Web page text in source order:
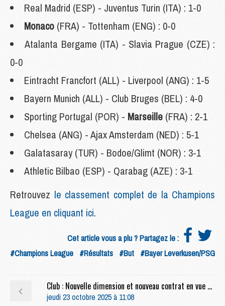
Real Madrid (ESP) - Juventus Turin (ITA) : 1-0
Monaco (FRA) - Tottenham (ENG) : 0-0
Atalanta Bergame (ITA) - Slavia Prague (CZE) :
0-0
Eintracht Francfort (ALL) - Liverpool (ANG) : 1-5
Bayern Munich (ALL) - Club Bruges (BEL) : 4-0
Sporting Portugal (POR) - Marseille (FRA) : 2-1
Chelsea (ANG) - Ajax Amsterdam (NED) : 5-1
Galatasaray (TUR) - Bodoe/Glimt (NOR) : 3-1
Athletic Bilbao (ESP) - Qarabag (AZE) : 3-1
Retrouvez le classement complet de la Champions
League en cliquant ici.
Cet article vous a plu ? Partagez le :
#Champions League #Résultats #But #Bayer Leverkusen/PSG
Club : Nouvelle dimension et nouveau contrat en vue pour Mayulu
jeudi 23 octobre 2025 à 11:08